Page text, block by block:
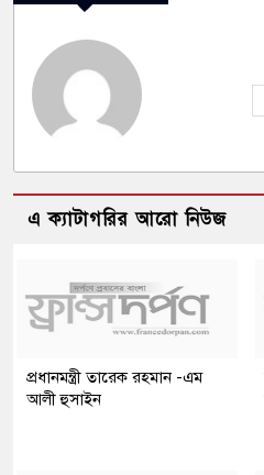
এ ক্যাটাগরির আরো নিউজ
প্রধানমন্ত্রী তারেক রহমান -এম
আলী হুসাইন